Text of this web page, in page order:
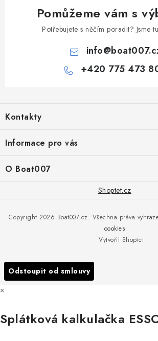
Pomůžeme vám s
Potřebujete s něčím poradit? Jsme
info@
+420 775 473
p
a
Kontakty
+420 775 473 808
PŘÍJEM/VÝDEJ/SERVIS zakázek
Informace pro vás
Obchodní podmínky
Podmínky ochrany osobních údajů
O Boat007
Všechny značky
Shoptet.cz
Vytvořil Shoptet
Copyright 2026 Boat007.cz. Všechna práva
cookies
Odstoupit od smlouvy
×
Splátková kalkulačka